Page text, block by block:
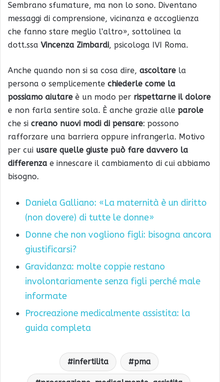
Sembrano sfumature, ma non lo sono. Diventano
messaggi di comprensione, vicinanza e accoglienza
che fanno stare meglio l’altro», sottolinea la
dott.ssa Vincenza Zimbardi, psicologa IVI Roma.
Anche quando non si sa cosa dire, ascoltare la
persona o semplicemente chiederle come la
possiamo aiutare è un modo per rispettarne il dolore
e non farla sentire sola. È anche grazie alle parole
che si creano nuovi modi di pensare: possono
rafforzare una barriera oppure infrangerla. Motivo
per cui usare quelle giuste può fare davvero la
differenza e innescare il cambiamento di cui abbiamo
bisogno.
Daniela Galliano: «La maternità è un diritto
(non dovere) di tutte le donne»
Donne che non vogliono figli: bisogna ancora
giustificarsi?
Gravidanza: molte coppie restano
involontariamente senza figli perché male
informate
Procreazione medicalmente assistita: la
guida completa
infertilita pma